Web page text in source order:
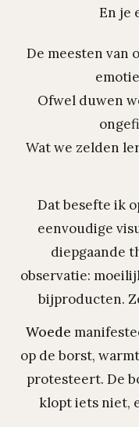
En je
De meesten van
Ofwel duwen
Wat we zelden
Dat besefte ik
eenvoudige
diepgaande
observatie:
bijproducten.
Woede
op de borst,
protesteert. De
klopt iets niet,